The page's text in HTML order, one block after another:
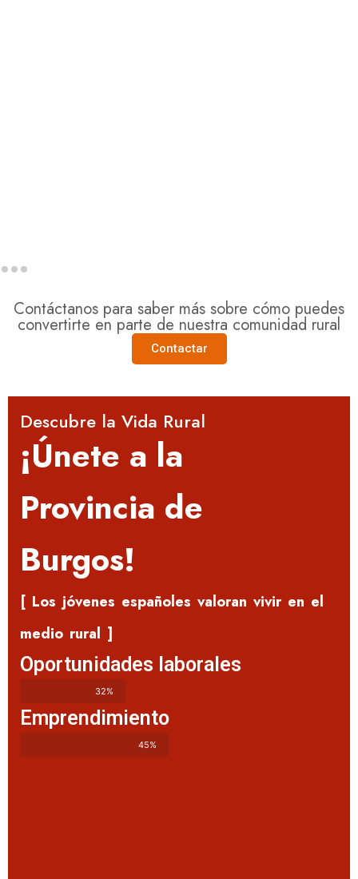
Contáctanos para saber más sobre cómo puedes
convertirte en parte de nuestra comunidad rural
Contactar
Descubre la Vida Rural
¡Únete a la
Provincia de
Burgos!
[ Los jóvenes españoles valoran vivir en el
medio rural ]
Oportunidades laborales
32%
Emprendimiento
45%